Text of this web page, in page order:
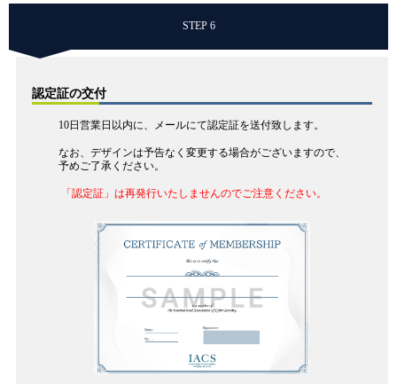
STEP 6
認定証の交付
10日営業日以内に、メールにて認定証を送付致します。
なお、デザインは予告なく変更する場合がございますので、
予めご了承ください。
「認定証」は再発行いたしませんのでご注意ください。